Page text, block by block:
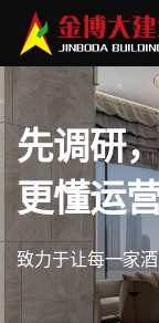
先调研
更懂运
致力于让每一家